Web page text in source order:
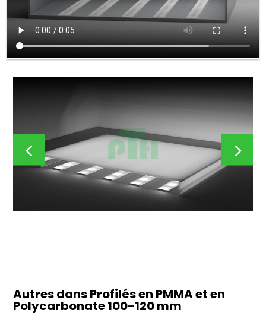
Autres dans Profilés en PMMA et en
Polycarbonate100-120 mm